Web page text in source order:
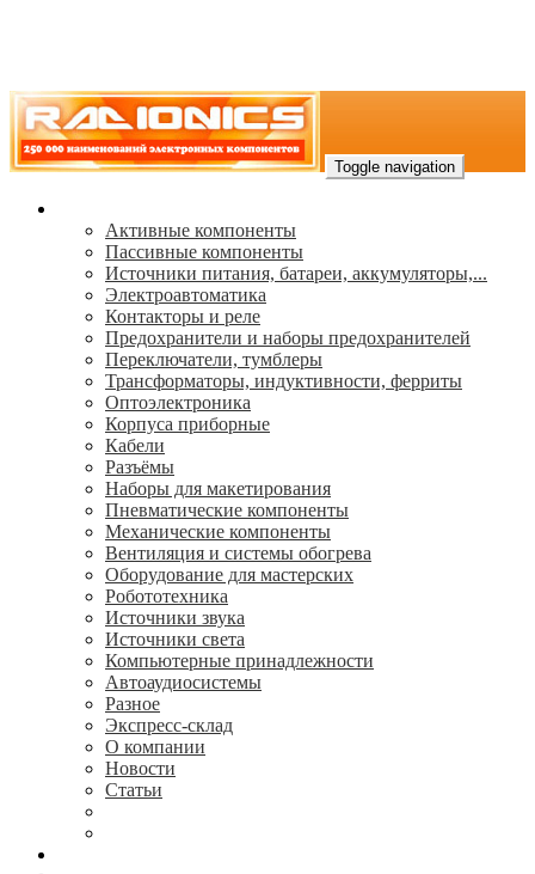
Toggle navigation
Активные компоненты
Пассивные компоненты
Источники питания, батареи, аккумуляторы,...
Электроавтоматика
Контакторы и реле
Предохранители и наборы предохранителей
Переключатели, тумблеры
Трансформаторы, индуктивности, ферриты
Oптоэлектроника
Корпуса приборные
Кабели
Разъёмы
Наборы для макетирования
Пневматические компоненты
Механические компоненты
Вентиляция и системы обогрева
Оборудование для мастерских
Робототехника
Источники звука
Источники света
Компьютерные принадлежности
Автоаудиосистемы
Разное
Экспресс-склад
О компании
Новости
Статьи